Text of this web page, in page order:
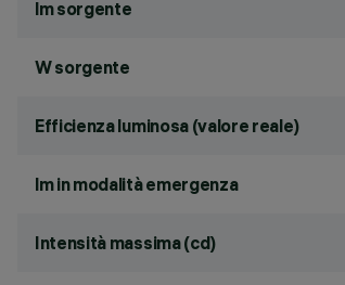
lm sorgente
W sorgente
Efficienza luminosa (valore reale)
lm in modalità emergenza
Intensità massima (cd)